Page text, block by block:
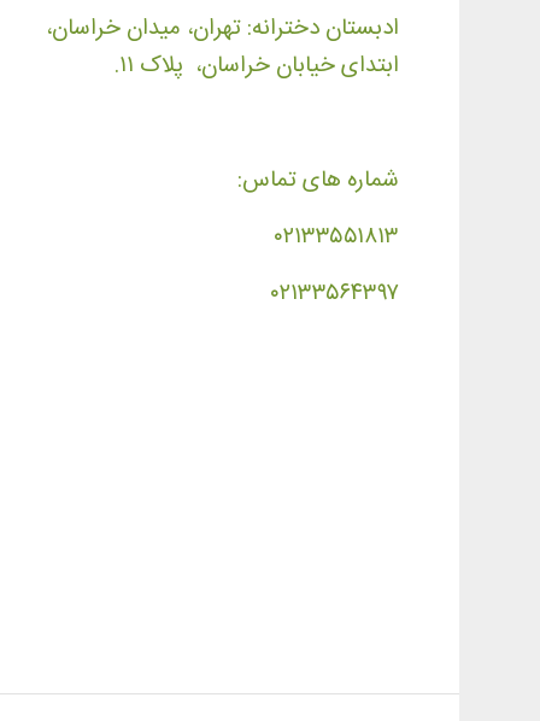
ادبستان دخترانه: تهران، میدان خراسان،
ابتدای خیابان خراسان، پلاک ۱۱.
شماره های تماس:
۰۲۱۳۳۵۵۱۸۱۳
۰۲۱۳۳۵۶۴۳۹۷